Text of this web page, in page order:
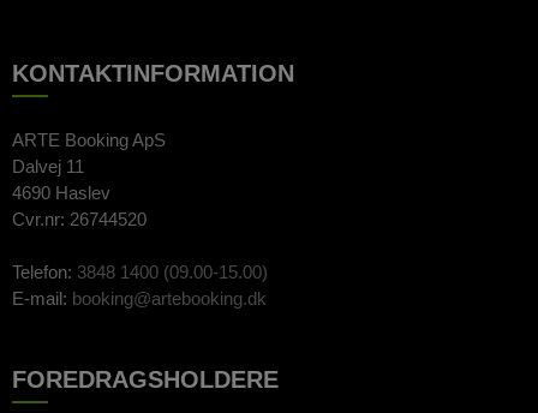
KONTAKTINFORMATION
ARTE Booking ApS
Dalvej 11
4690 Haslev
Cvr.nr: 26744520
Telefon: 3848 1400 (09.00-15.00)
E-mail: booking@artebooking.dk
FOREDRAGSHOLDERE